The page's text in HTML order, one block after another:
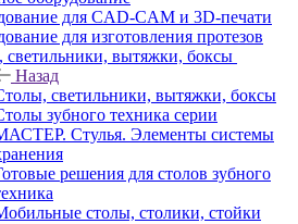
для CAD-CAM и 3D-печати
для изготовления протезов
светильники, вытяжки, боксы
Назад
светильники, вытяжки, боксы
зубного техника серии
Стулья. Элементы системы
решения для столов зубного
столы, столики, стойки